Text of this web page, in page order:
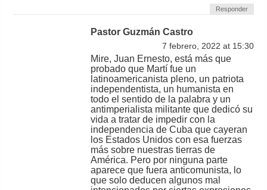
Responder
Pastor Guzmán Castro
7 febrero, 2022 at 15:30
Mire, Juan Ernesto, está más que
probado que Martí fue un
latinoamericanista pleno, un patriota
independentista, un humanista en
todo el sentido de la palabra y un
antimperialista militante que dedicó su
vida a tratar de impedir con la
independencia de Cuba que cayeran
los Estados Unidos con esa fuerzas
más sobre nuestras tierras de
América. Pero por ninguna parte
aparece que fuera anticomunista, lo
que solo deducen algunos mal